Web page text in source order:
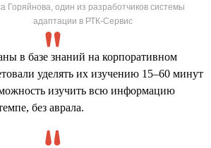
Горяйнова, один из разработчиков системы
адаптации в РТК-Сервис
в базе знаний на корпоративном
уделять их изучению 15–60 минут
изучить всю информацию
без аврала.